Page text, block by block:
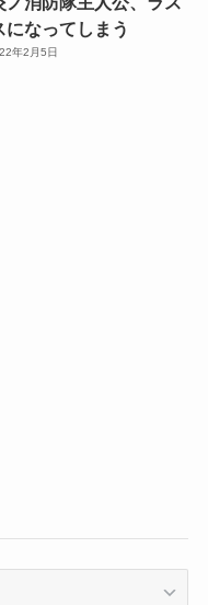
になってしまう
年2月5日